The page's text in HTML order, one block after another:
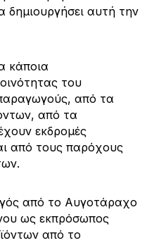
δημιουργήσει αυτή την
κάποια
του
από τα
από τα
εκδρομές
από τους παρόχους
από το Αυγοτάραχο
ως εκπρόσωπος
από το